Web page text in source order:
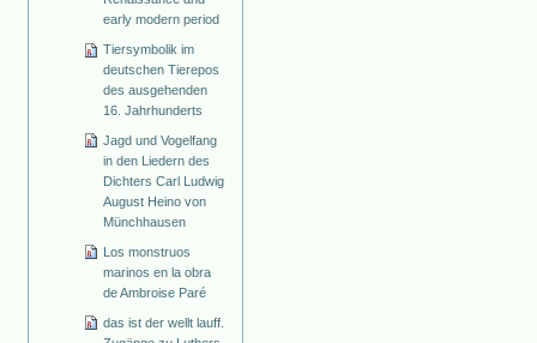
early modern period
Tiersymbolik im
deutschen Tierepos
des ausgehenden
16. Jahrhunderts
Jagd und Vogelfang
in den Liedern des
Dichters Carl Ludwig
August Heino von
Münchhausen
Los monstruos
marinos en la obra
de Ambroise Paré
das ist der wellt lauff.